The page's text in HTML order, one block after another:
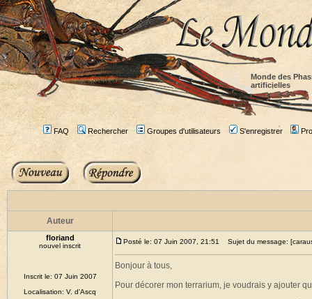
Monde des
artificielles
FAQ Rechercher Groupes d'utilisateurs S'enregistrer
Auteur
floriand
nouvel inscrit
Inscrit le: 07 Juin 2007
Localisation: V. d'Ascq
Posté le: 07 Juin 2007, 21:51 Sujet du message:
Bonjour à tous,
Pour décorer mon terrarium, je voudrais y ajouter